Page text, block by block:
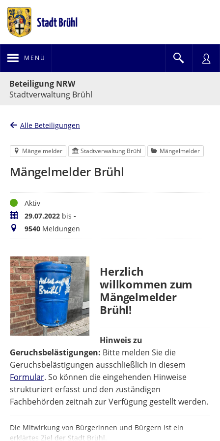
MENÜ
Beteiligung NRW
Stadtverwaltung Brühl
Alle Beteiligungen
Mängelmelder Stadtverwaltung Brühl Mängelmelder
Mängelmelder Brühl
StatusAktiv
Zeitraum29.07.2022 bis -
Meldungen
9540 Meldungen
Herzlich
willkommen zum
Mängelmelder
Brühl!
Hinweis zu
Geruchsbelästigungen: Bitte melden Sie die
Geruchsbelästigungen ausschließlich in diesem
Formular. So können die eingehenden Hinweise
strukturiert erfasst und den zuständigen
Fachbehörden zeitnah zur Verfügung gestellt werden.
Die Mitwirkung von Bürgerinnen und Bürgern ist ein
erklärtes Ziel der Stadt Brühl.